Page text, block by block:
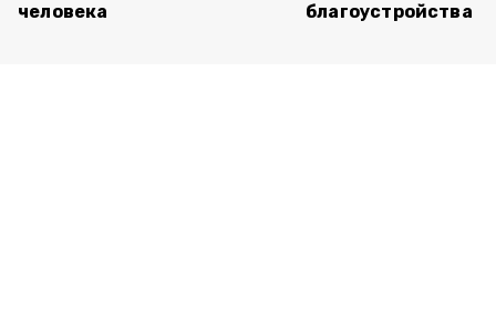
человека
благоустройства